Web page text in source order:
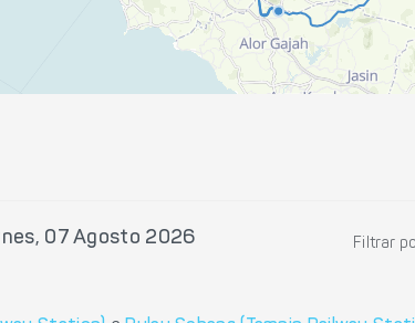
07 Agosto 2026 Filtrar